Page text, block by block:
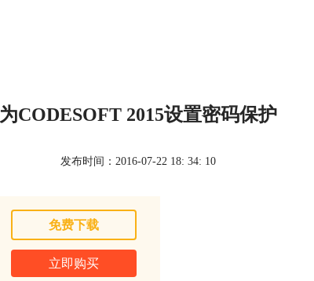
为CODESOFT 2015设置密码保护
发布时间：2016-07-22 18: 34: 10
免费下载
立即购买